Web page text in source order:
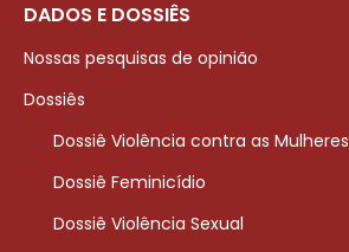
DADOS E DOSSIÊS
Nossas pesquisas de opinião
Dossiês
Dossiê Violência contra as Mulheres
Dossiê Feminicídio
Dossiê Violência Sexual